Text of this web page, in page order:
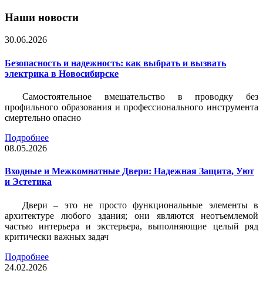
Наши новости
30.06.2026
Безопасность и надежность: как выбрать и вызвать
электрика в Новосибирске
Самостоятельное вмешательство в проводку без
профильного образования и профессионального инструмента
смертельно опасно
Подробнее
08.05.2026
Входные и Межкомнатные Двери: Надежная Защита, Уют
и Эстетика
Двери – это не просто функциональные элементы в
архитектуре любого здания; они являются неотъемлемой
частью интерьера и экстерьера, выполняющие целый ряд
критически важных задач
Подробнее
24.02.2026